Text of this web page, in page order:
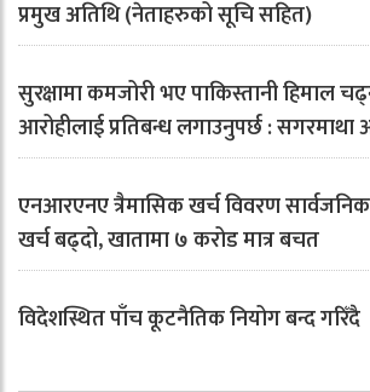
प्रमुख अतिथि (नेताहरुको सूचि सहित)
सुरक्षामा कमजोरी भए पाकिस्तानी हिमाल
आरोहीलाई प्रतिबन्ध लगाउनुपर्छ : सगरमाथा
एनआरएनए त्रैमासिक खर्च विवरण
खर्च बढ्दो, खातामा ७ करोड मात्र बचत
विदेशस्थित पाँच कूटनैतिक नियोग बन्द गरिँदै